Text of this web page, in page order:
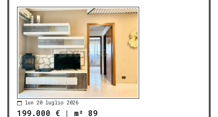
lun 20 luglio 2026
199.000 € | m² 89